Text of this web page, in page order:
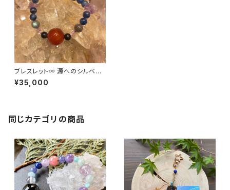
ブレスレット∞ 源へのシルベの
唄〜∞
¥35,000
同じカテゴリの商品